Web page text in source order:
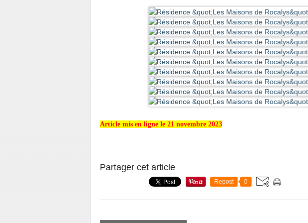
Article mis en ligne le 21 novembre 2023
Partager cet article
Repost 0